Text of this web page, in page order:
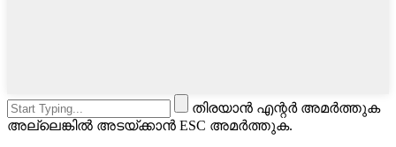
തിരയാൻ എന്റർ അമർത്തുക
അല്ലെങ്കിൽ അടയ്ക്കാൻ ESC അമർത്തുക.